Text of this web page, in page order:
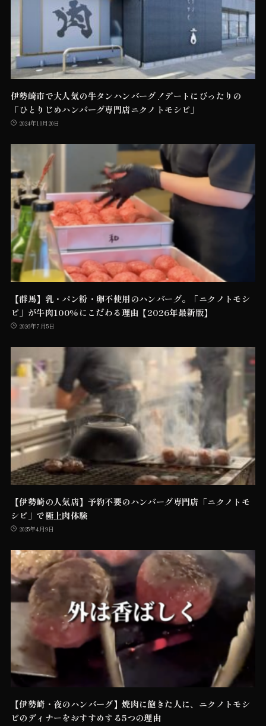
伊勢崎市で大人気の牛タンハンバーグ！デートにぴったりの
「ひとりじめハンバーグ専門店ニクノトモシビ」
2024年10月20日
【群馬】乳・パン粉・卵不使用のハンバーグ。「ニクノトモシ
ビ」が牛肉100%にこだわる理由【2026年最新版】
2026年7月5日
【伊勢崎の人気店】予約不要のハンバーグ専門店「ニクノトモ
シビ」で極上肉体験
2025年4月9日
【伊勢崎・夜のハンバーグ】焼肉に飽きた人に、ニクノトモシ
ビのディナーをおすすめする5つの理由